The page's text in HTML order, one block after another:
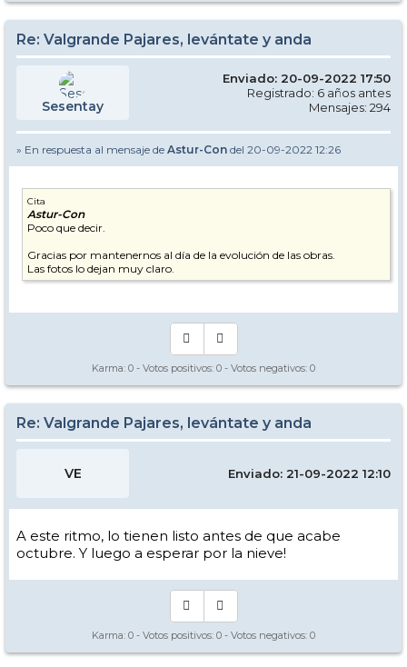
Re: Valgrande Pajares, levántate y anda
Sesentay
Enviado: 20-09-2022 17:50
Registrado: 6 años antes
Mensajes: 294
» En respuesta al mensaje de Astur-Con del 20-09-2022 12:26
Cita
Astur-Con
Poco que decir.
Gracias por mantenernos al día de la evolución de las obras.
Las fotos lo dejan muy claro.
Karma: 0 - Votos positivos: 0 - Votos negativos: 0
Re: Valgrande Pajares, levántate y anda
VE Enviado: 21-09-2022 12:10
A este ritmo, lo tienen listo antes de que acabe
octubre. Y luego a esperar por la nieve!
Karma: 0 - Votos positivos: 0 - Votos negativos: 0